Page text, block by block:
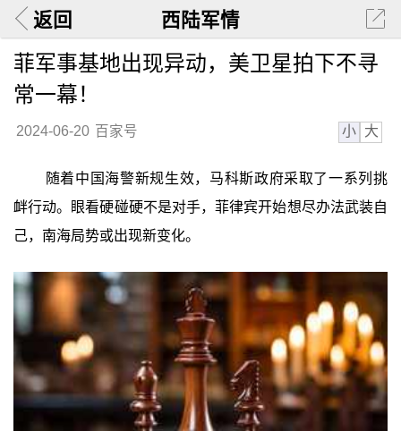
返回 西陆军情
菲军事基地出现异动，美卫星拍下不寻
常一幕！
2024-06-20 百家号 小 大
随着中国海警新规生效，马科斯政府采取了一系列挑
衅行动。眼看硬碰硬不是对手，菲律宾开始想尽办法武装自
己，南海局势或出现新变化。